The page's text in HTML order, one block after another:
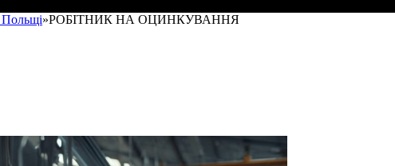
Польщі»РОБІТНИК НА ОЦИНКУВАННЯ